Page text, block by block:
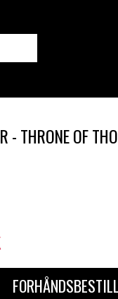
- THRONE OF
FORHÅNDSBESTILL